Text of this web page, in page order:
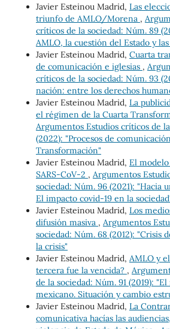
Javier Esteinou Madrid, Las
triunfo de AMLO/Morena ,
críticos de la sociedad: Núm. 89
AMLO, la cuestión del Estado y
Javier Esteinou Madrid, Cuarta
de comunicación e iglesias ,
críticos de la sociedad: Núm. 93
nación: entre los derechos
Javier Esteinou Madrid, La
el régimen de la Cuarta
Argumentos Estudios críticos de
(2022): "Procesos de
Transformación"
Javier Esteinou Madrid, El
SARS-CoV-2 , Argumentos
sociedad: Núm. 96 (2021): "Hacia
El impacto covid-19 en la
Javier Esteinou Madrid, Los
difusión masiva , Argumentos
sociedad: Núm. 68 (2012): "Crisis
la crisis"
Javier Esteinou Madrid, AMLO y
tercera fue la vencida? ,
de la sociedad: Núm. 91 (2019):
mexicano. Situación y cambio
Javier Esteinou Madrid, La
comunicativa hacías las